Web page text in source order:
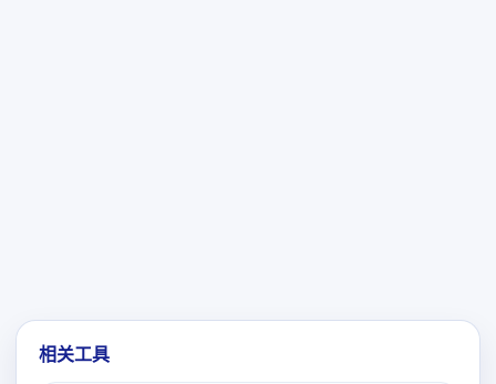
相关工具